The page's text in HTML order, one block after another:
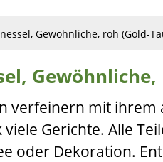
Gewöhnliche, roh (Gold-
verfeinern mit
viele Gerichte. Alle
oder Dekoration.